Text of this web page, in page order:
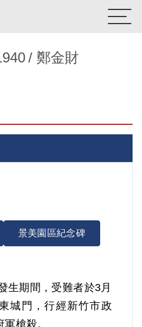
鄭金財
景美園區紀念碑
生期間，受難者於3月
城門，行經新竹市政